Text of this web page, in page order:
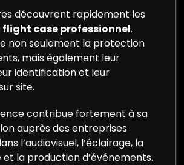
découvrent rapidement les
flight case professionnel.
non seulement la protection
mais également leur
identification et leur
site.
contribue fortement à sa
auprès des entreprises
l’audiovisuel, l’éclairage, la
la production d’événements.